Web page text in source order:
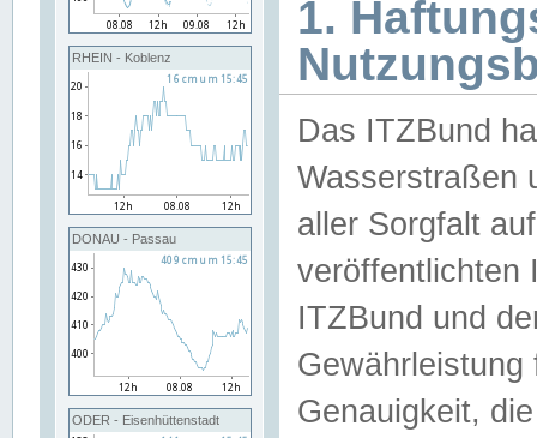
RHEIN - Koblenz
DONAU - Passau
ODER - Eisenhüttenstadt
1.
Das ITZBund
Wasserstraßen
aller Sorgfalt
veröffentlichten
ITZBund und
Genauigkeit,